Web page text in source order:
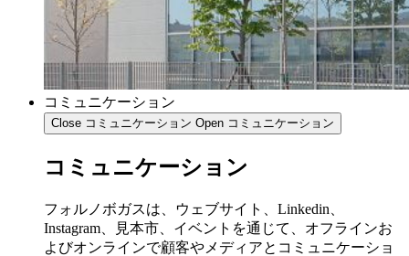
コミュニケーション
Close コミュニケーション Open コミュニケーション
コミュニケーション
フォルノボガスは、ウェブサイト、Linkedin、
Instagram、見本市、イベントを通じて、オフラインお
よびオンラインで顧客やメディアとコミュニケーショ